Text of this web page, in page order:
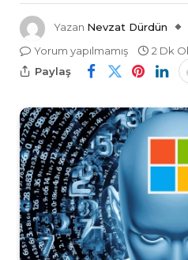
Yazan Nevzat Dürdün
Yorum yapılmamış
2 Dk
Paylaş